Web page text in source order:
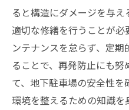
ると構造にダメージを与
適切な修繕を行うことが必
ンテナンスを怠らず、定
ることで、再発防止にも
て、地下駐車場の安全性
環境を整えるための知識